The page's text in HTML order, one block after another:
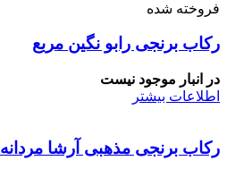
فروخته شده
رکاب برنجی رابو نگین مربع
در انبار موجود نیست
اطلاعات بیشتر
رکاب برنجی مذهبی آرشا مردانه